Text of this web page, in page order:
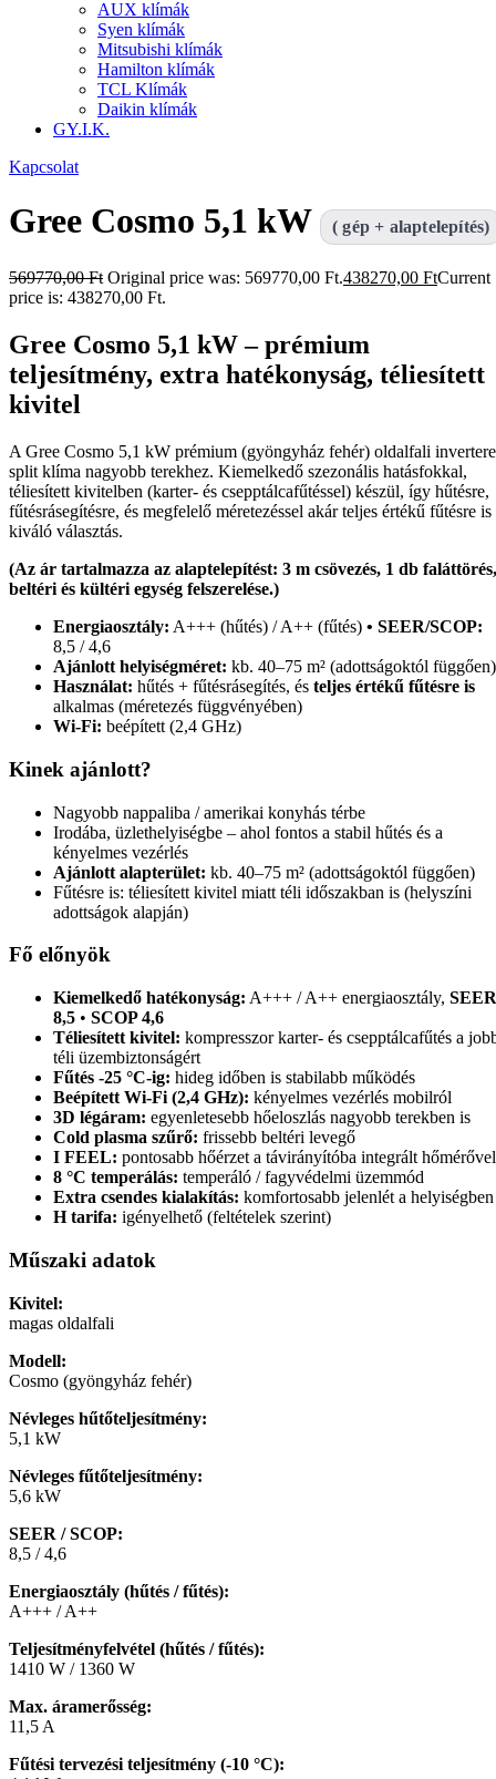
AUX klímák
Syen klímák
Mitsubishi klímák
Hamilton klímák
TCL Klímák
Daikin klímák
GY.I.K.
Kapcsolat
Gree Cosmo 5,1 kW ( gép + alaptelepítés)
569770,00Ft Original price was: 569770,00 Ft.438270,00 FtCurrent
price is: 438270,00 Ft.
Gree Cosmo 5,1 kW – prémium
teljesítmény, extra hatékonyság, téliesített
kivitel
A Gree Cosmo 5,1 kW prémium (gyöngyház fehér) oldalfali
split klíma nagyobb terekhez. Kiemelkedő szezonális hatásfokkal,
téliesített kivitelben (karter- és csepptálcafűtéssel) készül, így hűtésre,
fűtésrásegítésre, és megfelelő méretezéssel akár teljes értékű fűtésre is
kiváló választás.
(Az ár tartalmazza az alaptelepítést: 3 m csövezés, 1 db faláttörés,
beltéri és kültéri egység felszerelése.)
Energiaosztály: A+++ (hűtés) / A++ (fűtés) • SEER/SCOP:
8,5 / 4,6
Ajánlott helyiségméret: kb. 40–75 m² (adottságoktól függően)
Használat: hűtés + fűtésrásegítés, és teljes értékű fűtésre is
alkalmas (méretezés függvényében)
Wi-Fi: beépített (2,4 GHz)
Kinek ajánlott?
Nagyobb nappaliba / amerikai konyhás térbe
Irodába, üzlethelyiségbe – ahol fontos a stabil hűtés és a
kényelmes vezérlés
Ajánlott alapterület: kb. 40–75 m² (adottságoktól függően)
Fűtésre is: téliesített kivitel miatt téli időszakban is (helyszíni
adottságok alapján)
Fő előnyök
Kiemelkedő hatékonyság: A+++ / A++ energiaosztály, SEER
8,5 • SCOP 4,6
Téliesített kivitel: kompresszor karter- és csepptálcafűtés a
téli üzembiztonságért
Fűtés -25 °C-ig: hideg időben is stabilabb működés
Beépített Wi-Fi (2,4 GHz): kényelmes vezérlés mobilról
3D légáram: egyenletesebb hőeloszlás nagyobb terekben is
Cold plasma szűrő: frissebb beltéri levegő
I FEEL: pontosabb hőérzet a távirányítóba integrált hőmérővel
8 °C temperálás: temperáló / fagyvédelmi üzemmód
Extra csendes kialakítás: komfortosabb jelenlét a helyiségben
H tarifa: igényelhető (feltételek szerint)
Műszaki adatok
Kivitel:
magas oldalfali
Modell:
Cosmo (gyöngyház fehér)
Névleges hűtőteljesítmény:
5,1 kW
Névleges fűtőteljesítmény:
5,6 kW
SEER / SCOP:
8,5 / 4,6
Energiaosztály (hűtés / fűtés):
A+++ / A++
Teljesítményfelvétel (hűtés / fűtés):
1410 W / 1360 W
Max. áramerősség:
11,5 A
Fűtési tervezési teljesítmény (-10 °C):